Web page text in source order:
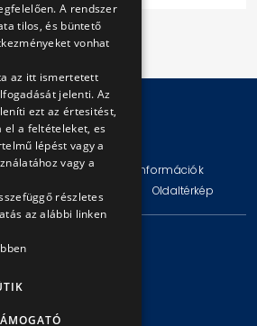
nyilatkozat Technikai információk
tájékoztatások
Oldaltérkép
Pf. 11.
u. 15.
1 461-65-00
A rendszer
tilos, és büntető
vonhat
az itt ismertetett
jelenti. Az
ezt az értesitést,
el a feltételeket, es
lépést vagy a
vagy a
részletes
az alábbi linken